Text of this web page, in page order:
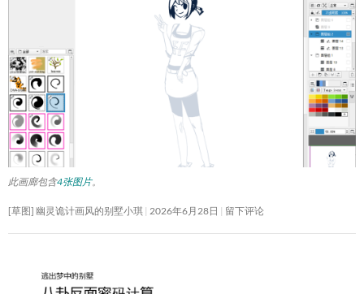
此画廊包含4张图片。
[草图] 幽灵诡计画风的别墅小琪 2026年6月28日 留下评论